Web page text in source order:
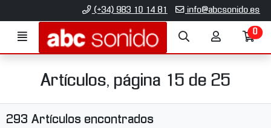
Ir al contenido principal de la página
(+34) 983 10 14 81 info@abcsonido.es
Menú Búsqueda
Ir
0
Artículos, página 15 de 25
293 Artículos encontrados